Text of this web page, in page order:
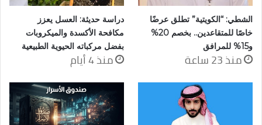
الشطي: “الكويتية” تطلق عرضًا
خاصًا للمتقاعدين.. بخصم 20%
و15% للمرافق
منذ 23 ساعة
دراسة حديثة: العسل يعزز
مكافحة الأكسدة والميكروبات
بفضل مركباته الحيوية الطبيعية
منذ 4 أيام